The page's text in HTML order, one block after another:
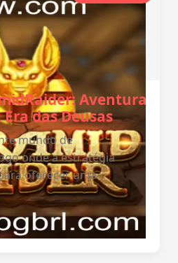
Aventura
das Deusas
mundo de
onde a estratégia
oferecer uma